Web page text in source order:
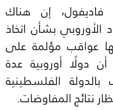
فاديفول، إن هناك
الأوروبي بشأن اتخاذ
عواقب مؤلمة على
دولًا أوروبية عدة
بالدولة الفلسطينية
نتائج المفاوضات.